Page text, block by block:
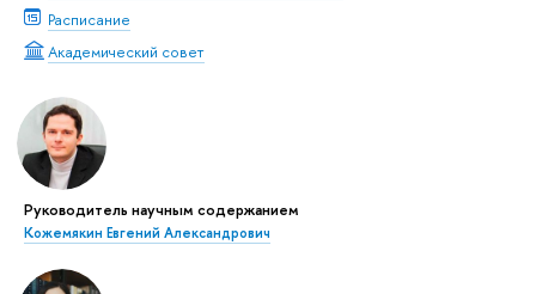
Расписание
Академический совет
Руководитель научным содержанием
Кожемякин Евгений Александрович